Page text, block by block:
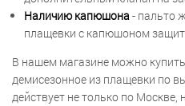
Наличию капюшона- пальто
плащевки с капюшоном
В нашем магазине можно
демисезонное из плащевки по
действует не только по Москве,